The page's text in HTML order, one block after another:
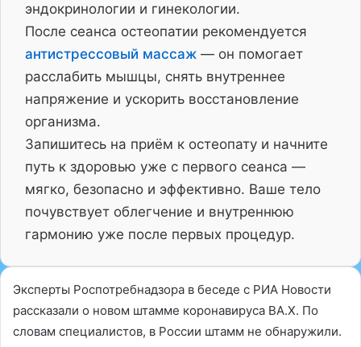
эндокринологии и гинекологии.
После сеанса остеопатии рекомендуется
антистрессовый массаж — он помогает
расслабить мышцы, снять внутреннее
напряжение и ускорить восстановление
организма.
Запишитесь на приём к остеопату и начните
путь к здоровью уже с первого сеанса —
мягко, безопасно и эффективно. Ваше тело
почувствует облегчение и внутреннюю
гармонию уже после первых процедур.
Эксперты Роспотребнадзора в беседе с РИА Новости
рассказали о новом штамме коронавируса ВА.Х. По
словам специалистов, в России штамм не обнаружили.